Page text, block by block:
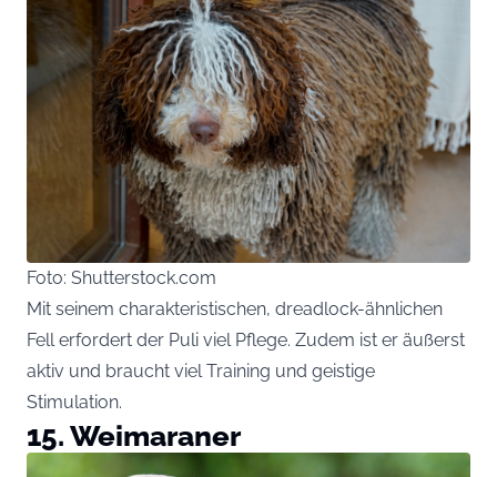
Foto: Shutterstock.com
Mit seinem charakteristischen, dreadlock-ähnlichen
Fell erfordert der Puli viel Pflege. Zudem ist er äußerst
aktiv und braucht viel Training und geistige
Stimulation.
15. Weimaraner